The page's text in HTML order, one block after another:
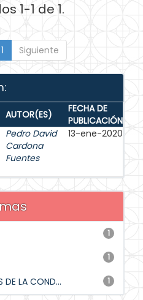
1-1 de 1.
1 Siguiente
AUTOR(ES)
FECHA DE
PUBLICACIÓN
Pedro David
Cardona
Fuentes
13-ene-2020
1
1
1
DE LA COND...